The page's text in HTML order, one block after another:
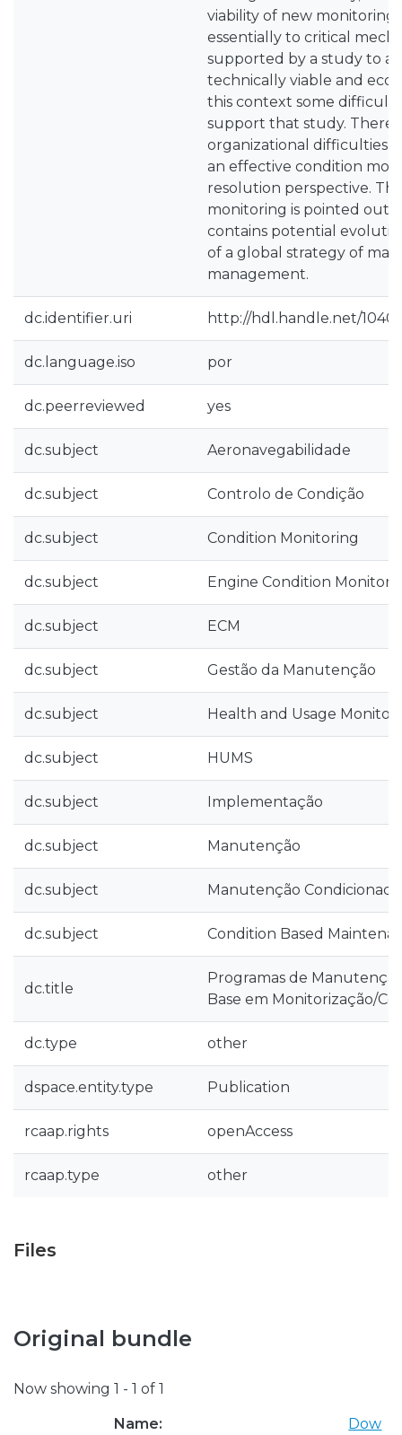
viability of new monitoring
essentially to critical
supported by a study to
technically viable and
this context some
support that study. There
organizational difficulties
an effective condition
resolution perspective.
monitoring is pointed out
contains potential
of a global strategy of
management.
dc.identifier.uri http://hdl.handle.net/
dc.language.iso por
dc.peerreviewed yes
dc.subject Aeronavegabilidade
dc.subject Controlo de Condição
dc.subject Condition Monitoring
dc.subject Engine Condition
dc.subject ECM
dc.subject Gestão da Manutenção
dc.subject Health and Usage
dc.subject HUMS
dc.subject Implementação
dc.subject Manutenção
dc.subject Manutenção Condicionada
dc.subject Condition Based
dc.title
Programas de
Base em Monitorização/
dc.type other
dspace.entity.type Publication
rcaap.rights openAccess
rcaap.type other
Files
Original bundle
Now showing 1 - 1 of 1
Name:
Dow